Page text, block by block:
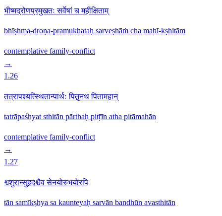
भीष्मद्रोणप्रमुखतः सर्वेषां च महीक्षिताम्
bhīṣhma-droṇa-pramukhataḥ sarveṣhāṁ cha mahī-kṣhitām
contemplative family-conflict
→
1.26
तत्रापश्यत्स्थितान्पार्थः पितृ़नथ पितामहान्
tatrāpaśhyat sthitān pārthaḥ pitṝīn atha pitāmahān
contemplative family-conflict
→
1.27
श्वशुरान्सुहृदश्चैव सेनयोरुभयोरपि
tān samīkṣhya sa kaunteyaḥ sarvān bandhūn avasthitān